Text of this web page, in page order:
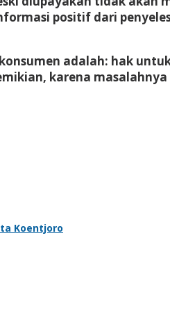
positif dari
adalah: hak
karena
Koentjoro